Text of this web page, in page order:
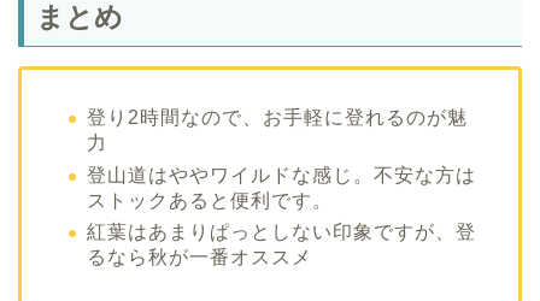
まとめ
登り2時間なので、お手軽に登れるのが魅
力
登山道はややワイルドな感じ。不安な方は
ストックあると便利です。
紅葉はあまりぱっとしない印象ですが、登
るなら秋が一番オススメ